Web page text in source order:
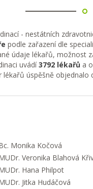
- nestátních
podle zařazení dle
údaje lékařů, možnost
uvádí3792 lékařů a
lékařů úspěšně objednalo
Monika Kočová
Veronika Blahová
Hana Philpot
Jitka Hudáčová